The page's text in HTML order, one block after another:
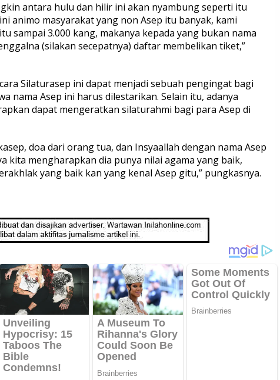
antara hulu dan hilir ini akan nyambung seperti itu
animo masyarakat yang non Asep itu banyak, kami
sampai 3.000 kang, makanya kepada yang bukan nama
(silakan secepatnya) daftar membelikan tiket,”
Silaturasep ini dapat menjadi sebuah pengingat bagi
nama Asep ini harus dilestarikan. Selain itu, adanya
dapat mengeratkan silaturahmi bagi para Asep di
doa dari orang tua, dan Insyaallah dengan nama Asep
kita mengharapkan dia punya nilai agama yang baik,
yang baik kan yang kenal Asep gitu,” pungkasnya.